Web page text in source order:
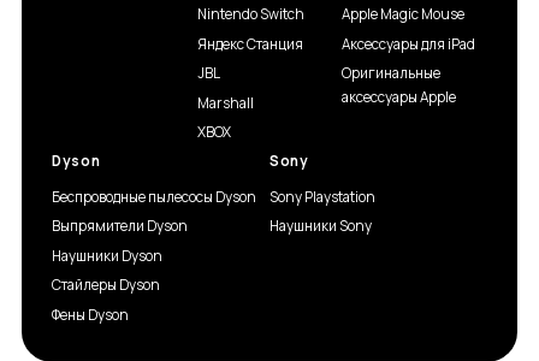
Nintendo Switch
Яндекс Станция
JBL
Marshall
XBOX
Apple Magic Mouse
Аксессуары для iPad
Оригинальные
аксессуары Apple
Dyson
Беспроводные пылесосы Dyson
Выпрямители Dyson
Наушники Dyson
Стайлеры Dyson
Фены Dyson
Sony
Sony Playstation
Наушники Sony